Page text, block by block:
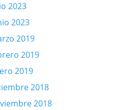
2023
2023
2019
2019
2019
2018
2018